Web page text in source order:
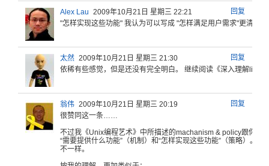
回复
Alex Lau 2009年10月21日 星期三 22:21
"怎样实现这些功能" 我认为可以写成 "怎样满足用户需求"更清椘
回复
太然 2009年10月21日 星期三 21:30
依稀有些感觉，但是还没有完全明白。 继续阅读《深入理解linux
回复
翁伟 2009年10月21日 星期三 20:19
很赞同这一条……
不过我《Unix编程艺术》中所描述的machanism & policy跟你所
“需要提供什么功能”（机制）和“怎样实现这些功能”（策略）。
不一样。